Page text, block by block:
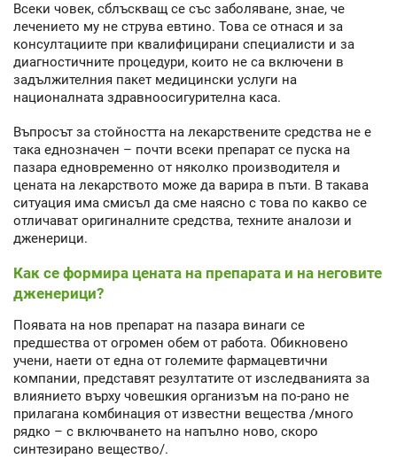
Всеки човек, сблъскващ се със заболяване, знае, че
лечението му не струва евтино. Това се отнася и за
консултациите при квалифицирани специалисти и за
диагностичните процедури, които не са включени в
задължителния пакет медицински услуги на
националната здравноосигурителна каса.
Въпросът за стойността на лекарствените средства не е
така еднозначен – почти всеки препарат се пуска на
пазара едновременно от няколко производителя и
цената на лекарството може да варира в пъти. В такава
ситуация има смисъл да сме наясно с това по какво се
отличават оригиналните средства, техните аналози и
дженерици.
Как се формира цената на препарата и на неговите
дженерици?
Появата на нов препарат на пазара винаги се
предшества от огромен обем от работа. Обикновено
учени, наети от една от големите фармацевтични
компании, представят резултатите от изследванията за
влиянието върху човешкия организъм на по-рано не
прилагана комбинация от известни вещества /много
рядко – с включването на напълно ново, скоро
синтезирано вещество/.